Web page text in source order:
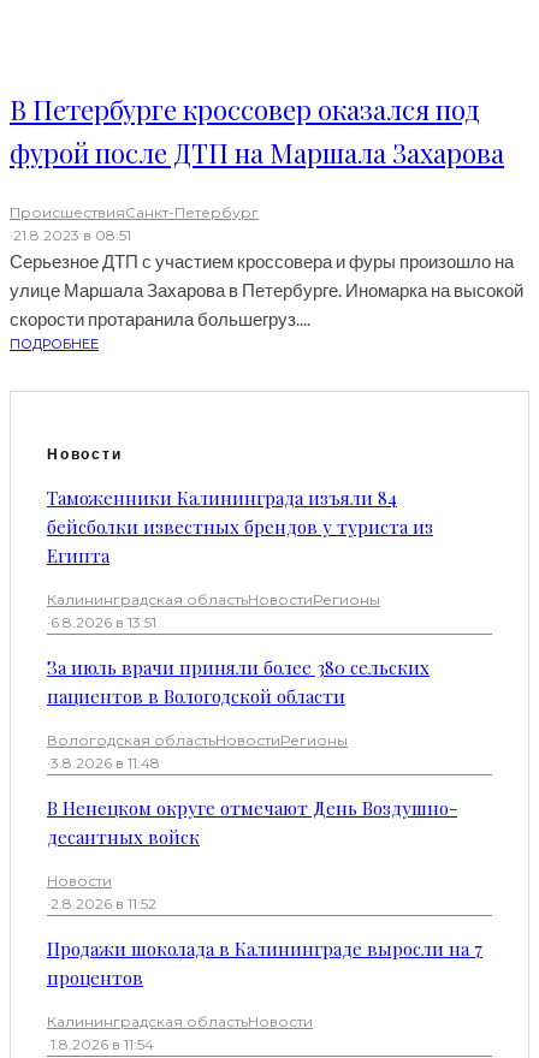
В Петербурге кроссовер оказался под
фурой после ДТП на Маршала Захарова
ПроисшествияСанкт-Петербург
·21.8.2023 в 08:51
Серьезное ДТП с участием кроссовера и фуры произошло на
улице Маршала Захарова в Петербурге. Иномарка на высокой
скорости протаранила большегруз....
ПОДРОБНЕЕ
Новости
Таможенники Калининграда изъяли 84
бейсболки известных брендов у туриста из
Египта
Калининградская областьНовостиРегионы
·6.8.2026 в 13:51
За июль врачи приняли более 380 сельских
пациентов в Вологодской области
Вологодская областьНовостиРегионы
·3.8.2026 в 11:48
В Ненецком округе отмечают День Воздушно-
десантных войск
Новости
·2.8.2026 в 11:52
Продажи шоколада в Калининграде выросли на 7
процентов
Калининградская областьНовости
·1.8.2026 в 11:54